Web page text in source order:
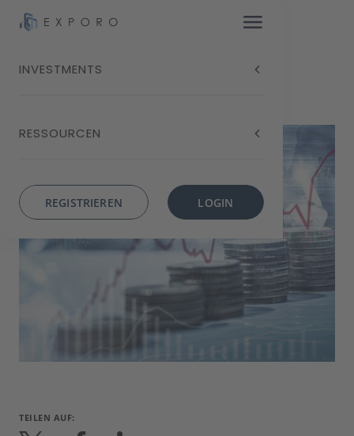
INVESTMENTS
RESSOURCEN
REGISTRIEREN LOGIN
TEILEN AUF: